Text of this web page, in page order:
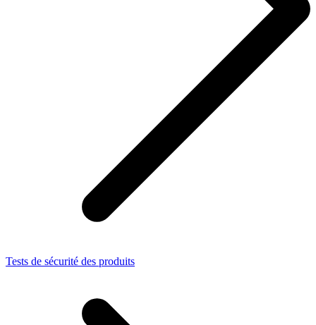
Tests de sécurité des produits